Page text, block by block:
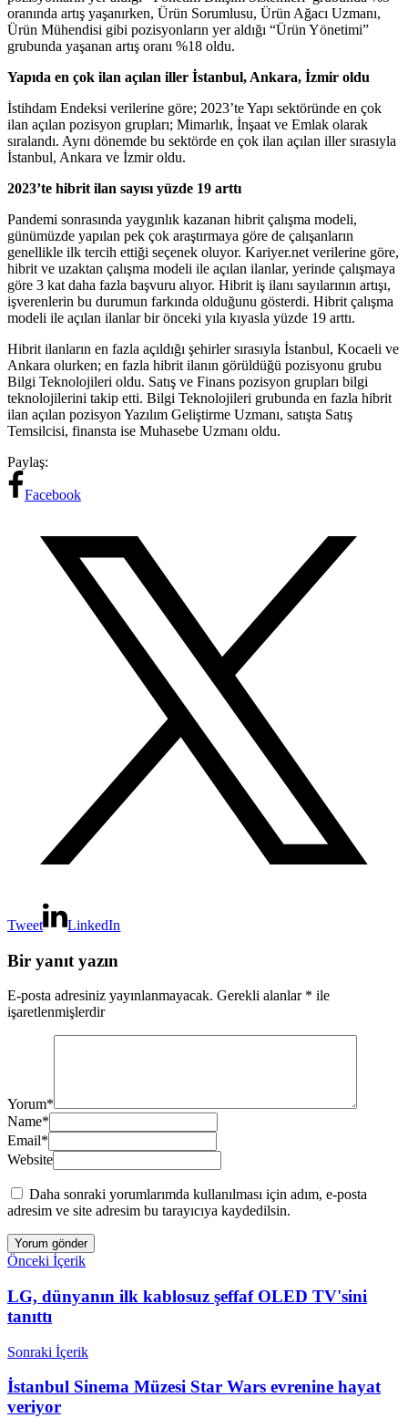
oranında artış yaşanırken, Ürün Sorumlusu, Ürün Ağacı Uzmanı,
Ürün Mühendisi gibi pozisyonların yer aldığı “Ürün Yönetimi”
grubunda yaşanan artış oranı %18 oldu.
Yapıda en çok ilan açılan iller İstanbul, Ankara, İzmir oldu
İstihdam Endeksi verilerine göre; 2023’te Yapı sektöründe en çok
ilan açılan pozisyon grupları; Mimarlık, İnşaat ve Emlak olarak
sıralandı. Aynı dönemde bu sektörde en çok ilan açılan iller sırasıyla
İstanbul, Ankara ve İzmir oldu.
2023’te hibrit ilan sayısı yüzde 19 arttı
Pandemi sonrasında yaygınlık kazanan hibrit çalışma modeli,
günümüzde yapılan pek çok araştırmaya göre de çalışanların
genellikle ilk tercih ettiği seçenek oluyor. Kariyer.net verilerine göre,
hibrit ve uzaktan çalışma modeli ile açılan ilanlar, yerinde çalışmaya
göre 3 kat daha fazla başvuru alıyor. Hibrit iş ilanı sayılarının artışı,
işverenlerin bu durumun farkında olduğunu gösterdi. Hibrit çalışma
modeli ile açılan ilanlar bir önceki yıla kıyasla yüzde 19 arttı.
Hibrit ilanların en fazla açıldığı şehirler sırasıyla İstanbul, Kocaeli ve
Ankara olurken; en fazla hibrit ilanın görüldüğü pozisyonu grubu
Bilgi Teknolojileri oldu. Satış ve Finans pozisyon grupları bilgi
teknolojilerini takip etti. Bilgi Teknolojileri grubunda en fazla hibrit
ilan açılan pozisyon Yazılım Geliştirme Uzmanı, satışta Satış
Temsilcisi, finansta ise Muhasebe Uzmanı oldu.
Paylaş:
Facebook
Tweet LinkedIn
Bir yanıt yazın
E-posta adresiniz yayınlanmayacak. Gerekli alanlar * ile
işaretlenmişlerdir
Yorum*
Name*
Email*
Website
Daha sonraki yorumlarımda kullanılması için adım, e-posta
adresim ve site adresim bu tarayıcıya kaydedilsin.
Önceki İçerik
LG, dünyanın ilk kablosuz şeffaf OLED TV'sini
tanıttı
Sonraki İçerik
İstanbul Sinema Müzesi Star Wars evrenine hayat
veriyor